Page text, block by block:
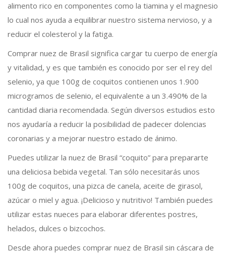
alimento rico en componentes como la tiamina y el magnesio
lo cual nos ayuda a equilibrar nuestro sistema nervioso, y a
reducir el colesterol y la fatiga.
Comprar nuez de Brasil significa cargar tu cuerpo de energía
y vitalidad, y es que también es conocido por ser el rey del
selenio, ya que 100g de coquitos contienen unos 1.900
microgramos de selenio, el equivalente a un 3.490% de la
cantidad diaria recomendada. Según diversos estudios esto
nos ayudaría a reducir la posibilidad de padecer dolencias
coronarias y a mejorar nuestro estado de ánimo.
Puedes utilizar la nuez de Brasil “coquito” para prepararte
una deliciosa bebida vegetal. Tan sólo necesitarás unos
100g de coquitos, una pizca de canela, aceite de girasol,
azúcar o miel y agua. ¡Delicioso y nutritivo! También puedes
utilizar estas nueces para elaborar diferentes postres,
helados, dulces o bizcochos.
Desde ahora puedes comprar nuez de Brasil sin cáscara de